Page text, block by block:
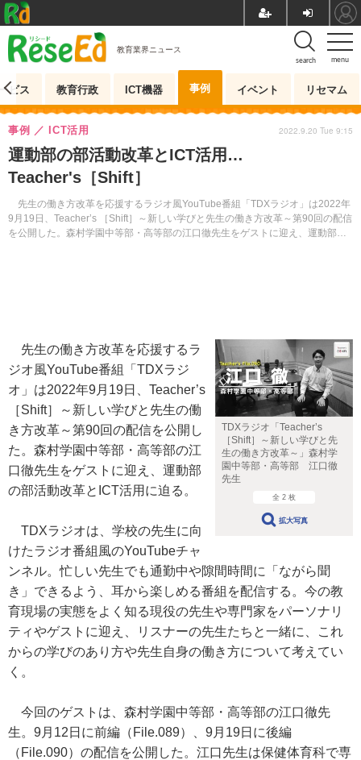
menu
search
教育業界ニュース
ビス 教育行政 ICT機器 事例 イベント リセマム
運動部の部活動改革とICT活用…
Teacher's［Shift］
先生の働き方改革を応援するラジオ風YouTube番組「TDXラジオ」は2022年
9月19日、Teacher’s ［Shift］～新しい学びと先生の働き方改革～第90回の配信
を公開した。森村学園中等部・高等部の江口徹先生をゲストに迎え、運動部の
事例 ICT活用 2022.9.20 Tue 9:15
TDXラジオ「Teacher’s
［Shift］～新しい学びと先
生の働き方改革～」森村学
園中等部・高等部 江口徹
先生
全 2 枚
拡大写真
先生の働き方改革を応援するラ
ジオ風YouTube番組「TDXラジ
オ」は2022年9月19日、Teacher’s
［Shift］～新しい学びと先生の働
き方改革～第90回の配信を公開し
た。森村学園中等部・高等部の江
口徹先生をゲストに迎え、運動部
の部活動改革とICT活用に迫る。
TDXラジオは、学校の先生に向
けたラジオ番組風のYouTubeチャ
ンネル。忙しい先生でも通勤中や隙間時間に「ながら聞
き」できるよう、耳から楽しめる番組を配信する。今の教
育現場の実態をよく知る現役の先生や専門家をパーソナリ
ティやゲストに迎え、リスナーの先生たちと一緒に、これ
からの学びのあり方や先生自身の働き方について考えてい
く。
今回のゲストは、森村学園中等部・高等部の江口徹先
生。9月12日に前編（File.089）、9月19日に後編
（File.090）の配信を公開した。江口先生は保健体育科で専